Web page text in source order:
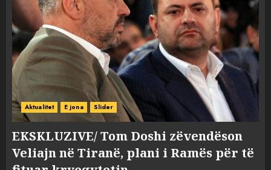
Aktualitet E jona Slider
EKSKLUZIVE/ Tom Doshi zëvendëson
Veliajn në Tiranë, plani i Ramës për të